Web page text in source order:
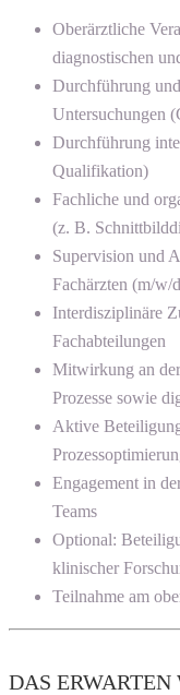
Oberärztliche
diagnostischen
Durchführung
Untersuchungen
Durchführung
Qualifikation)
Fachliche und
(z. B.
Supervision und
Fachärzten (m/w/
Interdisziplinäre
Fachabteilungen
Mitwirkung an
Prozesse sowie
Aktive
Engagement in
Teams
Optional:
klinischer
Teilnahme am
DAS ERWARTEN